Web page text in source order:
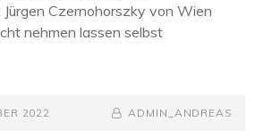
Czernohorszky von Wien
nehmen lassen selbst
2022
BY
BYLINE
ADMIN_ANDREAS